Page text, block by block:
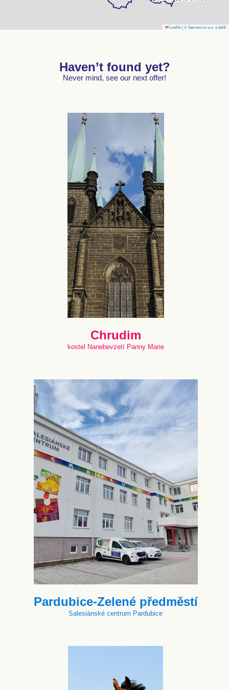
Leaflet|© Seznam.cz a.s. a další
Haven’t found yet?
Never mind, see our next offer!
Chrudim
kostel Nanebevzetí Panny Marie
Pardubice-Zelené předměstí
Salesiánské centrum Pardubice